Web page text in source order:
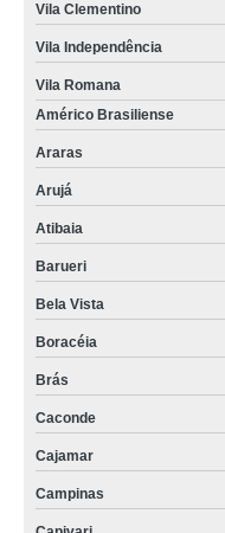
Vila Clementino
Vila Independência
Vila Romana
Américo Brasiliense
Araras
Arujá
Atibaia
Barueri
Bela Vista
Boracéia
Brás
Caconde
Cajamar
Campinas